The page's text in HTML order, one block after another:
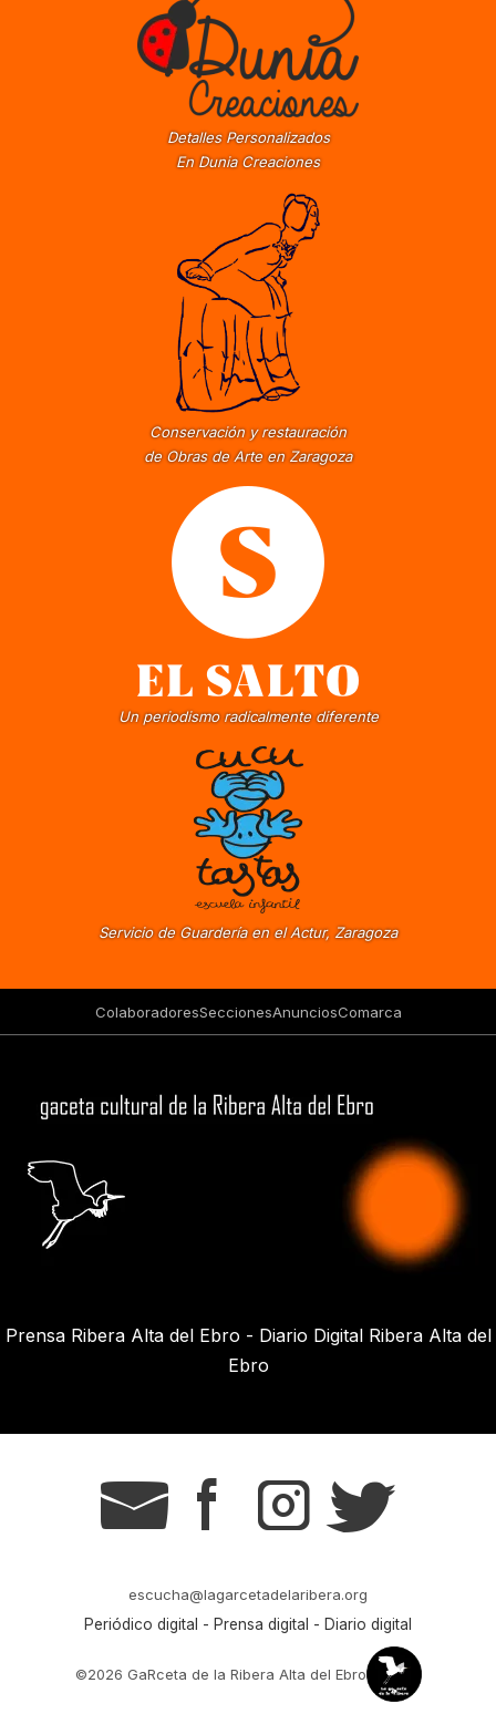
Detalles Personalizados
En Dunia Creaciones
Conservación y restauración
de Obras de Arte en Zaragoza
Un periodismo radicalmente diferente
Servicio de Guardería en el Actur, Zaragoza
ColaboradoresSeccionesAnunciosComarca
Prensa Ribera Alta del Ebro - Diario Digital Ribera Alta del
Ebro
g s t r
escucha@lagarcetadelaribera.org
Periódico digital - Prensa digital - Diario digital
©2026 GaRceta de la Ribera Alta del Ebro